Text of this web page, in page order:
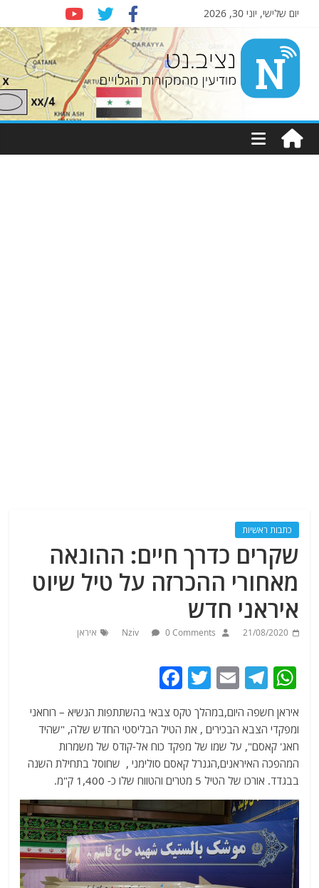
יום שלישי, יוני 30, 2026
Nziv.net
מודיעין
מהמקורות
כתבות ראשיות
שקרים כדרך חיים: ההונאה
מאחורי ההכרזה על טיל שיוט
איראני חדש
21/08/2020
Nziv 0 Comments איראן
W
at
s
A
p
p
T
e
g
ra
m
E
m
ai
l
T
itt
er
c
e
b
o
o
k
איראן חשפה היום,במהלך טקס צבאי בהשתתפות הנשיא – רוחאני
ומפקדי הצבא הבכירים , את הטיל הבליסטי החדש שלה, "שהיד
חאג' קאסם", על שמו של מפקד כוח אל-קודס של משמרות
המהפכה האיראנים,הגנרל קאסם סולימני , שחוסל בתחילת השנה
בבגדד. אורכו של הטיל 5 מטרים והטווח שלו כ- 1,400 ק"מ.